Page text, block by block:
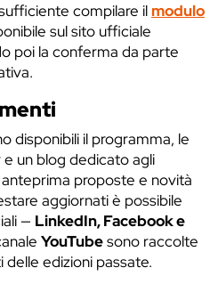
compilare il modulo
sul sito ufficiale
poi la conferma da parte
disponibili il programma, le
un blog dedicato agli
proposte e novità
aggiornati è possibile
— LinkedIn, Facebook e
YouTubesono raccolte
edizioni passate.